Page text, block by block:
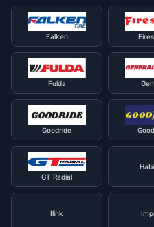
Falken
Fulda
Goodride
GT Radial
Ilink